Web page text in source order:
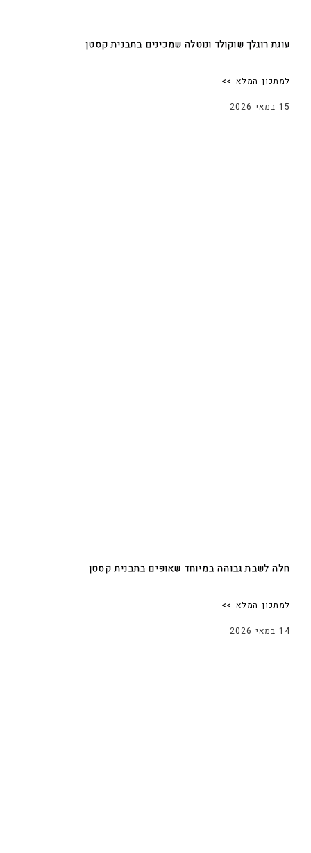
עוגת רוגלך שוקולד ונוטלה שמכינים בתבנית קסטן
למתכון המלא >>
15 במאי 2026
חלה לשבת גבוהה במיוחד שאופים בתבנית קסטן
למתכון המלא >>
14 במאי 2026